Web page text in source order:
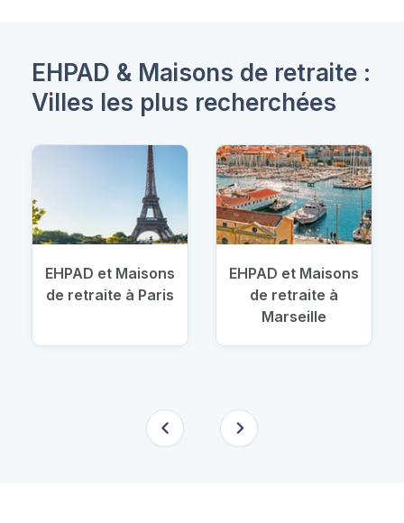
EHPAD & Maisons de retraite :
Villes les plus recherchées
EHPAD et Maisons
de retraite à Paris
EHPAD et Maisons
de retraite à
Marseille